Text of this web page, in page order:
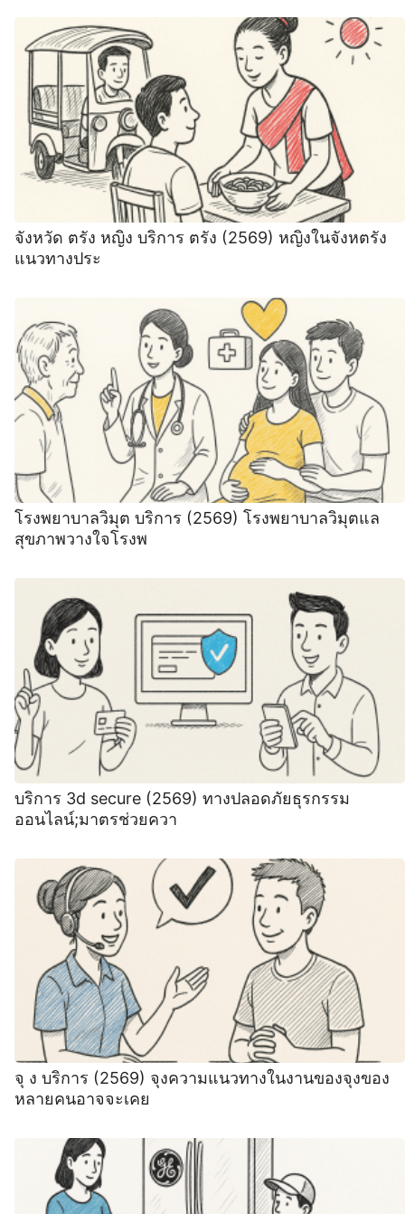
จังหวัด ตรัง หญิง บริการ ตรัง (2569) หญิงในจังหตรัง
แนวทางประ
โรงพยาบาลวิมุต บริการ (2569) โรงพยาบาลวิมุตแล
สุขภาพวางใจโรงพ
บริการ 3d secure (2569) ทางปลอดภัยธุรกรรม
ออนไลน์;มาตรช่วยควา
จุ ง บริการ (2569) จุงความแนวทางในงานของจุงของ
หลายคนอาจจะเคย